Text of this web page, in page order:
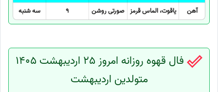
آهن
یاقوت، الماس قرمز صورتی روشن 9 سه شنبه
فال قهوه روزانه امروز 25 اردیبهشت 1405
متولدین اردیبهشت